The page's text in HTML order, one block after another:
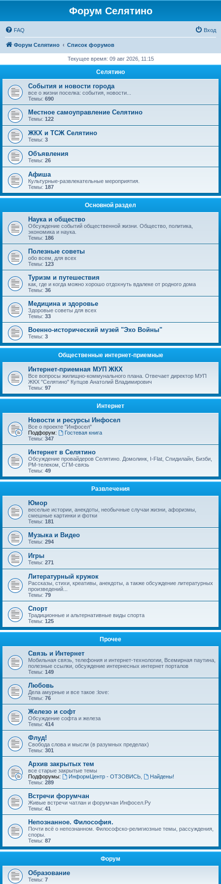
Форум Селятино
FAQ Вход
Форум Селятино Список форумов
Текущее время: 09 авг 2026, 11:15
Селятино
События и новости города
все о жизни поселка: события, новости...
Темы: 690
Местное самоуправление Селятино
Темы: 122
ЖКХ и ТСЖ Селятино
Темы: 3
Объявления
Темы: 26
Афиша
Культурные-развлекательные мероприятия.
Темы: 187
Основной раздел
Наука и общество
Обсуждение событий общественной жизни. Общество, политика,
экономика и наука.
Темы: 186
Полезные советы
обо всем, для всех
Темы: 123
Туризм и путешествия
как, где и когда можно хорошо отдохнуть вдалеке от родного дома
Темы: 36
Медицина и здоровье
Здоровые советы для всех
Темы: 33
Военно-исторический музей "Эхо Войны"
Темы: 3
Общественные интернет-приемные
Интернет-приемная МУП ЖКХ
Все вопросы жилищно-коммунального плана. Отвечает директор МУП
ЖКХ "Селятино" Купцов Анатолий Владимирович
Темы: 97
Интернет
Новости и ресурсы Инфосел
Все о проекте "Инфосел"
Подфорум:
Гостевая книга
Темы: 347
Интернет в Селятино
Обсуждение провайдеров Селятино. Домолинк, I-Flat, Спидилайн, Бизби,
РМ-телеком, СГМ-связь
Темы: 49
Развлечения
Юмор
веселые истории, анекдоты, необычные случаи жизни, афоризмы,
смешные картинки и фотки
Темы: 181
Музыка и Видео
Темы: 294
Игры
Темы: 271
Литературный кружок
Рассказы, стихи, креативы, анекдоты, а также обсуждение литературных
произведений...
Темы: 79
Спорт
Традиционные и альтернативные виды спорта
Темы: 125
Прочее
Связь и Интернет
Мобильная связь, телефония и интернет-технологии, Всемирная паутина,
полезные ссылки, обсуждение интернесных интернет порталов
Темы: 149
Любовь
Дела амурные и все такое :love:
Темы: 76
Железо и софт
Обсуждение софта и железа
Темы: 414
Флуд!
Свобода слова и мысли (в разумных пределах)
Темы: 301
Архив закрытых тем
все старые закрытые темы
Подфорумы:
ИнформЦентр - ОТЗОВИСЬ,
Найдены!
Темы: 289
Встречи форумчан
Живые встречи чатлан и форумчан Инфосел.Ру
Темы: 41
Непознанное. Философия.
Почти всё о непознанном. Философско-религиозные темы, рассуждения,
споры.
Темы: 87
Форум
Образование
Темы: 7